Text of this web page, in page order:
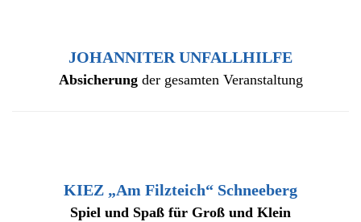
JOHANNITER UNFALLHILFE
Absicherungder gesamten Veranstaltung
KIEZ „Am Filzteich“ Schneeberg
Spiel und Spaß für Groß und Klein